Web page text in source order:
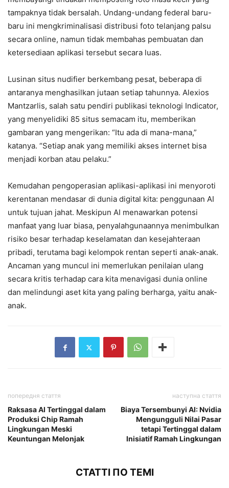
tampaknya tidak bersalah. Undang-undang federal baru-
baru ini mengkriminalisasi distribusi foto telanjang palsu
secara online, namun tidak membahas pembuatan dan
ketersediaan aplikasi tersebut secara luas.
Lusinan situs nudifier berkembang pesat, beberapa di
antaranya menghasilkan jutaan setiap tahunnya. Alexios
Mantzarlis, salah satu pendiri publikasi teknologi Indicator,
yang menyelidiki 85 situs semacam itu, memberikan
gambaran yang mengerikan: “Itu ada di mana-mana,”
katanya. “Setiap anak yang memiliki akses internet bisa
menjadi korban atau pelaku.”
Kemudahan pengoperasian aplikasi-aplikasi ini menyoroti
kerentanan mendasar di dunia digital kita: penggunaan AI
untuk tujuan jahat. Meskipun AI menawarkan potensi
manfaat yang luar biasa, penyalahgunaannya menimbulkan
risiko besar terhadap keselamatan dan kesejahteraan
pribadi, terutama bagi kelompok rentan seperti anak-anak.
Ancaman yang muncul ini memerlukan penilaian ulang
secara kritis terhadap cara kita menavigasi dunia online
dan melindungi aset kita yang paling berharga, yaitu anak-
anak.
попередня стаття
Raksasa AI Tertinggal dalam
Produksi Chip Ramah
Lingkungan Meski
Keuntungan Melonjak
наступна стаття
Biaya Tersembunyi AI: Nvidia
Mengungguli Nilai Pasar
tetapi Tertinggal dalam
Inisiatif Ramah Lingkungan
СТАТТІ ПО ТЕМІ